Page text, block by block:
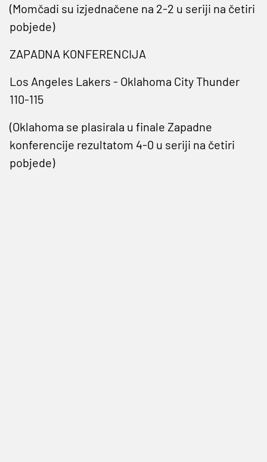
(Momčadi su izjednačene na 2-2 u seriji na četiri
pobjede)
ZAPADNA KONFERENCIJA
Los Angeles Lakers - Oklahoma City Thunder
110-115
(Oklahoma se plasirala u finale Zapadne
konferencije rezultatom 4-0 u seriji na četiri
pobjede)